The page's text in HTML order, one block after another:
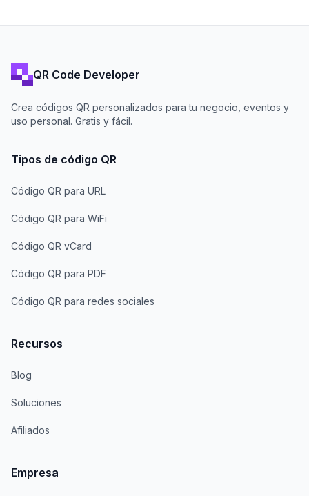
QR Code Developer
Crea códigos QR personalizados para tu negocio, eventos y
uso personal. Gratis y fácil.
Tipos de código QR
Código QR para URL
Código QR para WiFi
Código QR vCard
Código QR para PDF
Código QR para redes sociales
Recursos
Blog
Soluciones
Afiliados
Empresa